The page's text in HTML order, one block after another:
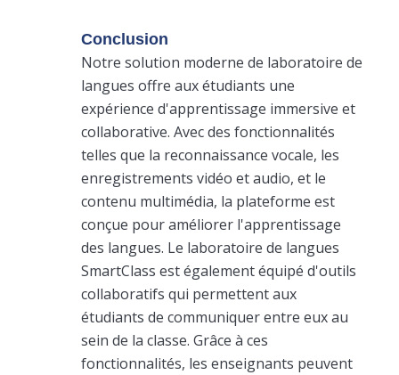
Conclusion
Notre solution moderne de laboratoire de
langues offre aux étudiants une
expérience d'apprentissage immersive et
collaborative. Avec des fonctionnalités
telles que la reconnaissance vocale, les
enregistrements vidéo et audio, et le
contenu multimédia, la plateforme est
conçue pour améliorer l'apprentissage
des langues. Le laboratoire de langues
SmartClass est également équipé d'outils
collaboratifs qui permettent aux
étudiants de communiquer entre eux au
sein de la classe. Grâce à ces
fonctionnalités, les enseignants peuvent